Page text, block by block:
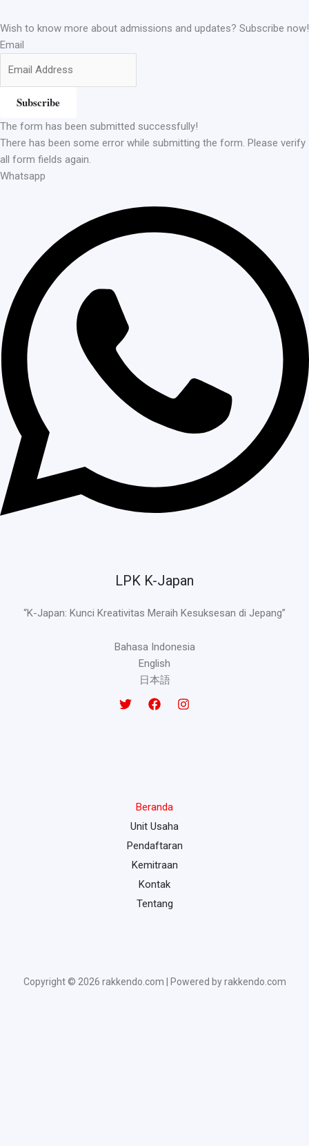
Wish to know more about admissions and updates? Subscribe now!
Email
Subscribe
The form has been submitted successfully!
There has been some error while submitting the form. Please verify
all form fields again.
Whatsapp
LPK K-Japan
“K-Japan: Kunci Kreativitas Meraih Kesuksesan di Jepang”
Bahasa Indonesia
English
日本語
Beranda
Unit Usaha
Pendaftaran
Kemitraan
Kontak
Tentang
Copyright © 2026 rakkendo.com | Powered by rakkendo.com